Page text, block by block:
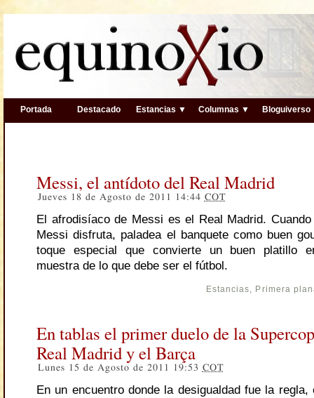
Portada Destacado Estancias ▼ Columnas ▼ Bloguiverso
Messi, el antídoto del Real Madrid
Jueves 18 de Agosto de 2011 14:44 COT
El afrodisíaco de Messi es el Real Madrid.
Messi disfruta, paladea el banquete como buen
toque especial que convierte un buen platillo
muestra de lo que debe ser el fútbol.
Estancias, Primera
En tablas el primer duelo de la
Real Madrid y el Barça
Lunes 15 de Agosto de 2011 19:53 COT
En un encuentro donde la desigualdad fue la